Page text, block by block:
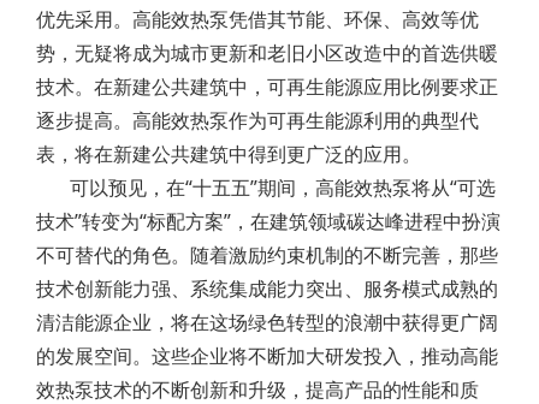
优先采用。高能效热泵凭借其节能、环保、高效等优
势，无疑将成为城市更新和老旧小区改造中的首选供暖
技术。在新建公共建筑中，可再生能源应用比例要求正
逐步提高。高能效热泵作为可再生能源利用的典型代
表，将在新建公共建筑中得到更广泛的应用。
可以预见，在“十五五”期间，高能效热泵将从“可选
技术”转变为“标配方案”，在建筑领域碳达峰进程中扮演
不可替代的角色。随着激励约束机制的不断完善，那些
技术创新能力强、系统集成能力突出、服务模式成熟的
清洁能源企业，将在这场绿色转型的浪潮中获得更广阔
的发展空间。这些企业将不断加大研发投入，推动高能
效热泵技术的不断创新和升级，提高产品的性能和质